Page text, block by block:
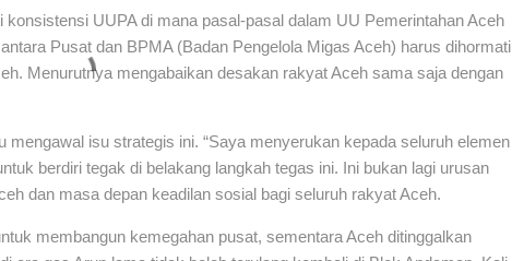
UUPA di mana pasal-pasal dalam UU Pemerintahan Aceh
Pusat dan BPMA (Badan Pengelola Migas Aceh) harus dihormati
Menurutnya mengabaikan desakan rakyat Aceh sama saja dengan
isu strategis ini. “Saya menyerukan kepada seluruh elemen
berdiri tegak di belakang langkah tegas ini. Ini bukan lagi urusan
dan masa depan keadilan sosial bagi seluruh rakyat Aceh.
membangun kemegahan pusat, sementara Aceh ditinggalkan